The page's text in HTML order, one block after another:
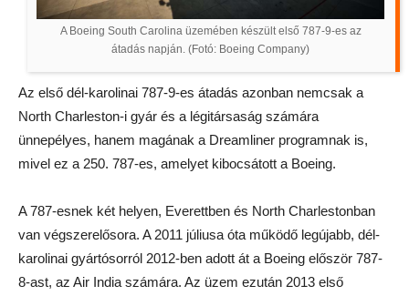
A Boeing South Carolina üzemében készült első 787-9-es az
átadás napján. (Fotó: Boeing Company)
Az első dél-karolinai 787-9-es átadás azonban nemcsak a
North Charleston-i gyár és a légitársaság számára
ünnepélyes, hanem magának a Dreamliner programnak is,
mivel ez a 250. 787-es, amelyet kibocsátott a Boeing.
A 787-esnek két helyen, Everettben és North Charlestonban
van végszerelősora. A 2011 júliusa óta működő legújabb, dél-
karolinai gyártósorról 2012-ben adott át a Boeing először 787-
8-ast, az Air India számára. Az üzem ezután 2013 első